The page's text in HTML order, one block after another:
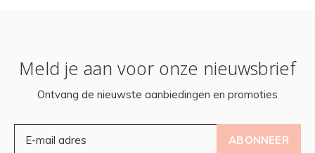
Meld je aan voor onze nieuwsbrief
Ontvang de nieuwste aanbiedingen en promoties
ABONNEER